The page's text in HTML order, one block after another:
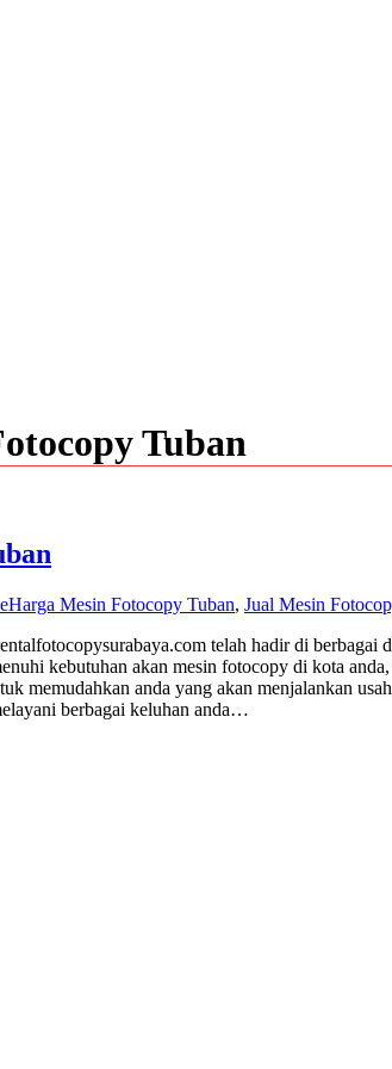
Tuban
Harga Mesin Fotocopy Tuban, Jual Mesin
telah hadir di
kebutuhan akan mesin fotocopy di kota
memudahkan anda yang akan menjalankan
berbagai keluhan anda…